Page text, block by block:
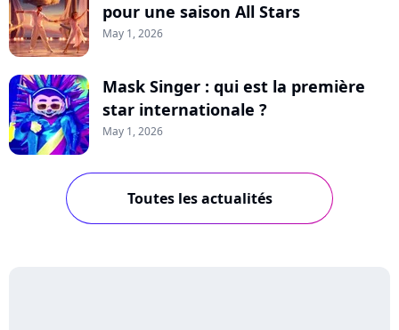
pour une saison All Stars
May 1, 2026
Mask Singer : qui est la première
star internationale ?
May 1, 2026
Toutes les actualités